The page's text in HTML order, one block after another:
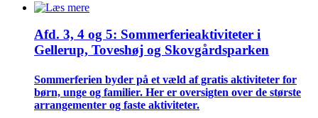
Afd. 3, 4 og 5: Sommer­ferie­aktiviteter i
Gellerup, Toveshøj og Skovgårds­parken
Sommer­ferien byder på et væld af gratis aktiviteter for
børn, unge og familier. Her er oversigten over de største
arrangementer og faste aktiviteter.